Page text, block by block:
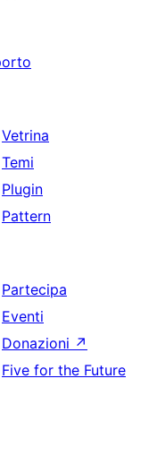
Vetrina
Temi
Plugin
Pattern
Partecipa
Eventi
Donazioni ↗
Five for the Future